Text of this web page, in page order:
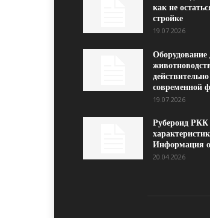
как не
стройке
19.07.2026
Оборудование
современной
19.07.2026
Рубероид РКК
Информация
20.04.2026